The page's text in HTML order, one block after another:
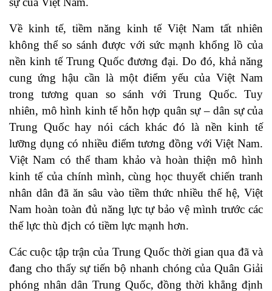
Về kinh tế, tiềm năng kinh tế Việt Nam tất nhiên
không thể so sánh được với sức mạnh khổng lồ của
nền kinh tế Trung Quốc đương đại. Do đó, khả năng
cung ứng hậu cần là một điểm yếu của Việt Nam
trong tương quan so sánh với Trung Quốc. Tuy
nhiên, mô hình kinh tế hỗn hợp quân sự – dân sự của
Trung Quốc hay nói cách khác đó là nền kinh tế
lưỡng dụng có nhiều điểm tương đồng với Việt Nam.
Việt Nam có thể tham khảo và hoàn thiện mô hình
kinh tế của chính mình, cùng học thuyết chiến tranh
nhân dân đã ăn sâu vào tiềm thức nhiều thế hệ, Việt
Nam hoàn toàn đủ năng lực tự bảo vệ mình trước các
thế lực thù địch có tiềm lực mạnh hơn.
Các cuộc tập trận của Trung Quốc thời gian qua đã và
đang cho thấy sự tiến bộ nhanh chóng của Quân Giải
phóng nhân dân Trung Quốc, đồng thời khẳng định